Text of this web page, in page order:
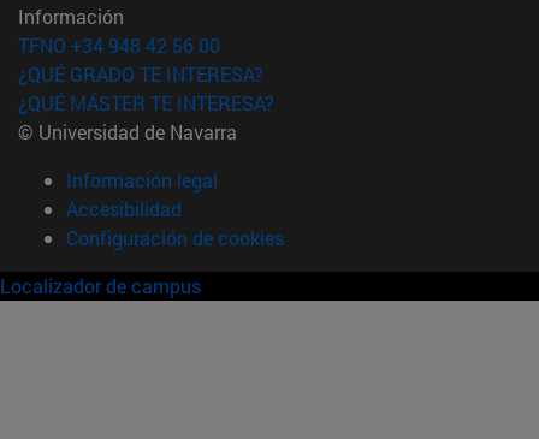
Información
TFNO +34 948 42 56 00
¿QUÉ GRADO TE INTERESA?
¿QUÉ MÁSTER TE INTERESA?
© Universidad de Navarra
Información legal
Accesibilidad
Configuración de cookies
Localizador de campus